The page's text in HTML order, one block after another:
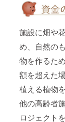
施設に畑や
め、自然の
物を作るた
額を超えた
植える植物
他の高齢者
ロジェクト